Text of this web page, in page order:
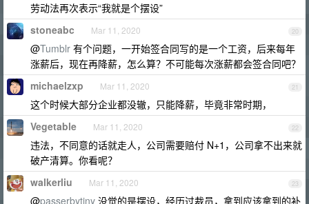
劳动法再次表示“我就是个摆设”
20
stoneabc Mar 11, 2020
@Tumblr 有个问题，一开始签合同写的是一个工资，后来每年
涨薪后，现在再降薪，怎么算？不可能每次涨薪都会签合同吧？
21
michaelzxp Mar 11, 2020
这个时候大部分企业都没辙，只能降薪，毕竟非常时期，
22
Vegetable Mar 11, 2020
违法，不同意的话就走人，公司需要赔付 N+1，公司拿不出来就
破产清算。你看呢？
23
walkerliu Mar 11, 2020
@passerbytiny 没觉的是摆设，经历过裁员，拿到应该拿到的补